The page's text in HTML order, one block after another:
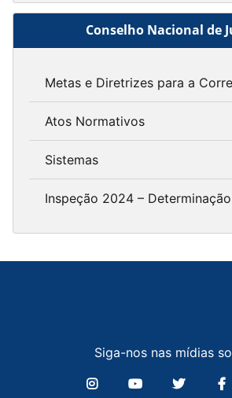
Conselho Nacional de
Metas e Diretrizes para a
Atos Normativos
Sistemas
Inspeção 2024 –
Siga-nos nas mídias